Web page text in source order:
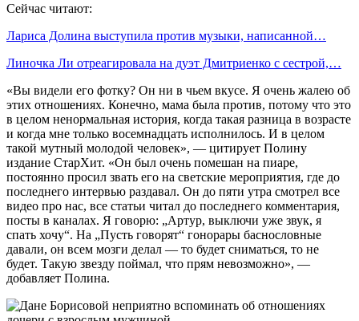
Сейчас читают:
Лариса Долина выступила против музыки, написанной…
Линочка Ли отреагировала на дуэт Дмитриенко с сестрой,…
«Вы видели его фотку? Он ни в чьем вкусе. Я очень жалею об
этих отношениях. Конечно, мама была против, потому что это
в целом ненормальная история, когда такая разница в возрасте
и когда мне только восемнадцать исполнилось. И в целом
такой мутный молодой человек», — цитирует Полину
издание СтарХит. «Он был очень помешан на пиаре,
постоянно просил звать его на светские мероприятия, где до
последнего интервью раздавал. Он до пяти утра смотрел все
видео про нас, все статьи читал до последнего комментария,
посты в каналах. Я говорю: „Артур, выключи уже звук, я
спать хочу“. На „Пусть говорят“ гонорары баснословные
давали, он всем мозги делал — то будет сниматься, то не
будет. Такую звезду поймал, что прям невозможно», —
добавляет Полина.